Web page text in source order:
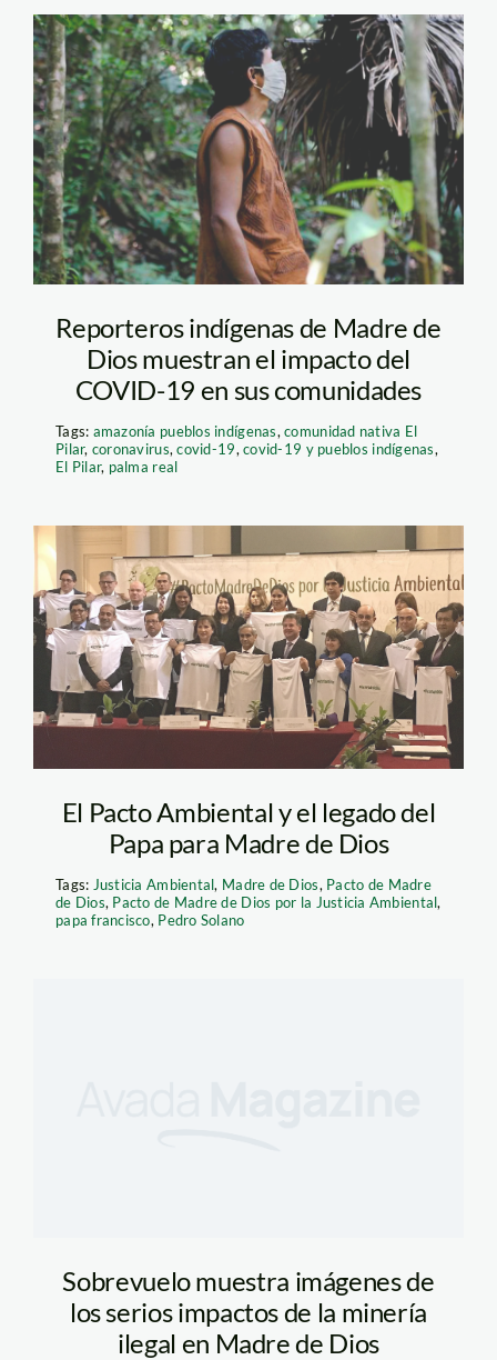
Reporteros-
indigenas-Aidesep
Reporteros indígenas de Madre de
Dios muestran el impacto del
COVID-19 en sus comunidades
Tags: amazonía pueblos indígenas,comunidad nativa El
Pilar, coronavirus,covid-19,covid-19 y pueblos indígenas,
El Pilar, palma real
pj_madre_de_dios
El Pacto Ambiental y el legado del
Papa para Madre de Dios
Tags: Justicia Ambiental, Madre de Dios, Pacto de Madre
de Dios, Pacto de Madre de Dios por la Justicia Ambiental,
papa francisco, Pedro Solano
Sobrevuelo muestra imágenes de
los serios impactos de la minería
ilegal en Madre de Dios